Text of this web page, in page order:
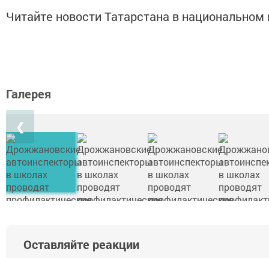
Читайте новости Татарстана в
Галерея
❮
Оставляйте реакции